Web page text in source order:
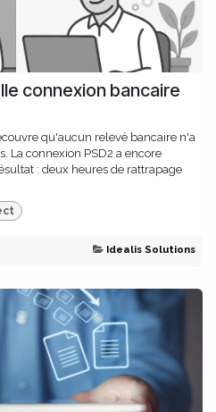
connexion bancaire
qu'aucun relevé bancaire n'a
La connexion PSD2 a encore
: deux heures de rattrapage
Idealis Solutions